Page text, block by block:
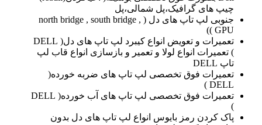
چیپ های گرافیک،پل شمالی،پل
جنوبی لپ تاپ های دل ( north bridge , south bridge ,
GPU ))
تعمیرات و تعویض انواع کیبرد لپ تاپ های دل( DELL
) تعمیرات انواع لولا و تعمیر و بازسازی انواع قاب لپ
تاپ DELL
تعمیرات فوق تخصصی لپ تاپ های ضربه خورده(
DELL )
تعمیرات فوق تخصصی لپ تاپ های آب خورده( DELL
)
پاک کردن رمز بایوس انواع لپ تاپ های دل بدون